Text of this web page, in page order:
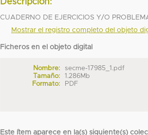
Descripción:
CUADERNO DE EJERCICIOS Y/O
Mostrar el registro completo del objeto
Ficheros en el objeto digital
Nombre:
secme-17985_1.pdf
Tamaño:
1.286Mb
Formato:
PDF
Este ítem aparece en la(s) siguiente(s)